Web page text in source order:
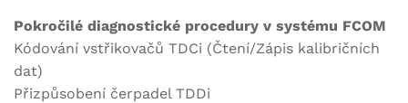
Pokročilé diagnostické procedury v systému FCOM
Kódování vstřikovačů TDCi (Čtení/Zápis kalibričních
dat)
Přizpůsobení čerpadel TDDi